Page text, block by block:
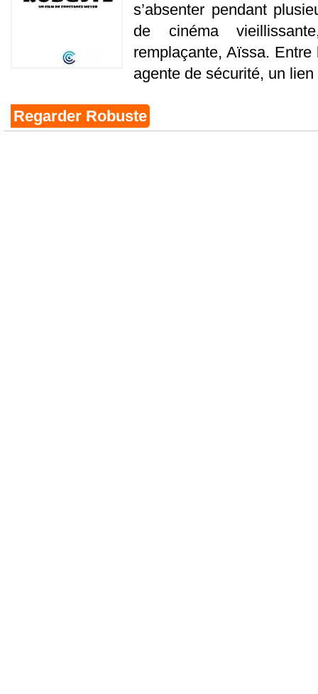
s’absenter pendant
de cinéma
remplaçante, Aïssa. Entre
agente de sécurité, un
Regarder Robuste